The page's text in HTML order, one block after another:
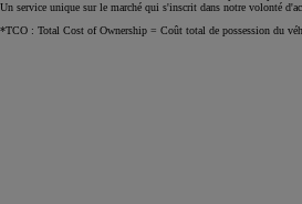
Un service unique sur le marché qui s'inscrit dans notre volonté
*TCO : Total Cost of Ownership = Coût total de possession du